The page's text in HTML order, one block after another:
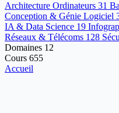
Architecture Ordinateurs 31
Conception & Génie Logiciel
IA & Data Science 19
Réseaux & Télécoms 128
Domaines 12
Cours 655
Accueil